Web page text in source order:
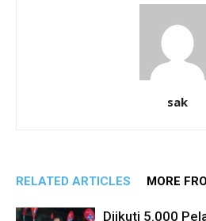
sak
RELATED ARTICLES MORE
Diikuti 5.000